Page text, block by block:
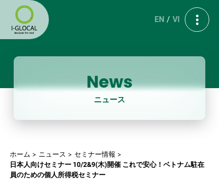
EN VI
News
ニュース
ホーム ニュース
セミナー情報
日本人向けセミナー 10/2&9(木)開催 これで安心！ベトナム駐在
員のための個人所得税セミナー